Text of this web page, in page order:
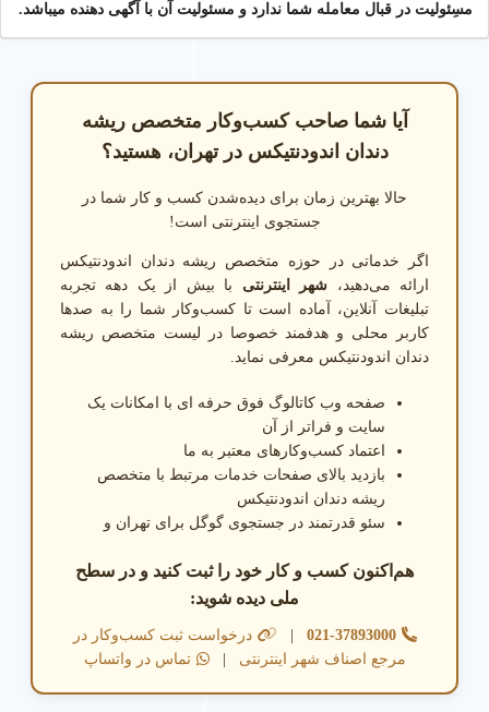
مسِئولیت در قبال معامله شما ندارد و مسئولیت آن با آگهی دهنده میباشد.
آیا شما صاحب کسب‌وکار متخصص ریشه
دندان اندودنتیکس در تهران، هستید؟
حالا بهترین زمان برای دیده‌شدن کسب و کار شما در
جستجوی اینترنتی است!
اگر خدماتی در حوزه متخصص ریشه دندان اندودنتیکس
ارائه می‌دهید، شهر اینترنتی با بیش از یک دهه تجربه
تبلیغات آنلاین، آماده است تا کسب‌وکار شما را به صدها
کاربر محلی و هدفمند خصوصا در لیست متخصص ریشه
دندان اندودنتیکس معرفی نماید.
صفحه وب کاتالوگ فوق حرفه ای با امکانات یک
سایت و فراتر از آن
اعتماد کسب‌وکارهای معتبر به ما
بازدید بالای صفحات خدمات مرتبط با متخصص
ریشه دندان اندودنتیکس
سئو قدرتمند در جستجوی گوگل برای تهران و
هم‌اکنون کسب و کار خود را ثبت کنید و در سطح
ملی دیده شوید:
021-37893000
|
درخواست ثبت کسب‌وکار در
مرجع اصناف شهر اینترنتی
| تماس در واتساپ